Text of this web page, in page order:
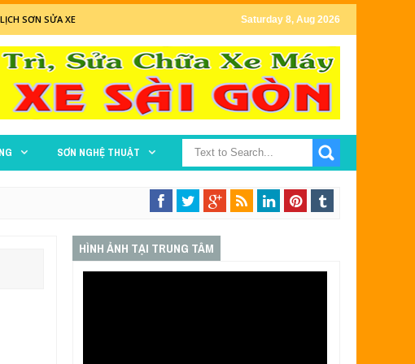
SƠN SỬA XE Saturday 8, Aug 2026
SƠN NGHỆ THUẬT
HÌNH ẢNH TẠI TRUNG TÂM